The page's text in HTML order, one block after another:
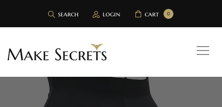
search login 0
cart